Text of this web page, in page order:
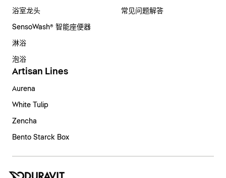
浴室龙头
SensoWash® 智能座便器
淋浴
泡浴
常见问题解答
Artisan Lines
Aurena
White Tulip
Zencha
Bento Starck Box